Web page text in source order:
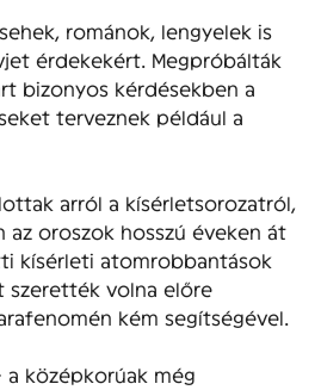
románok, lengyelek is
érdekekért. Megpróbálták
bizonyos kérdésekben a
terveznek például a
arról a kísérletsorozatról,
az oroszok hosszú éveken át
kísérleti atomrobbantások
volna előre
kém segítségével.
középkorúak még